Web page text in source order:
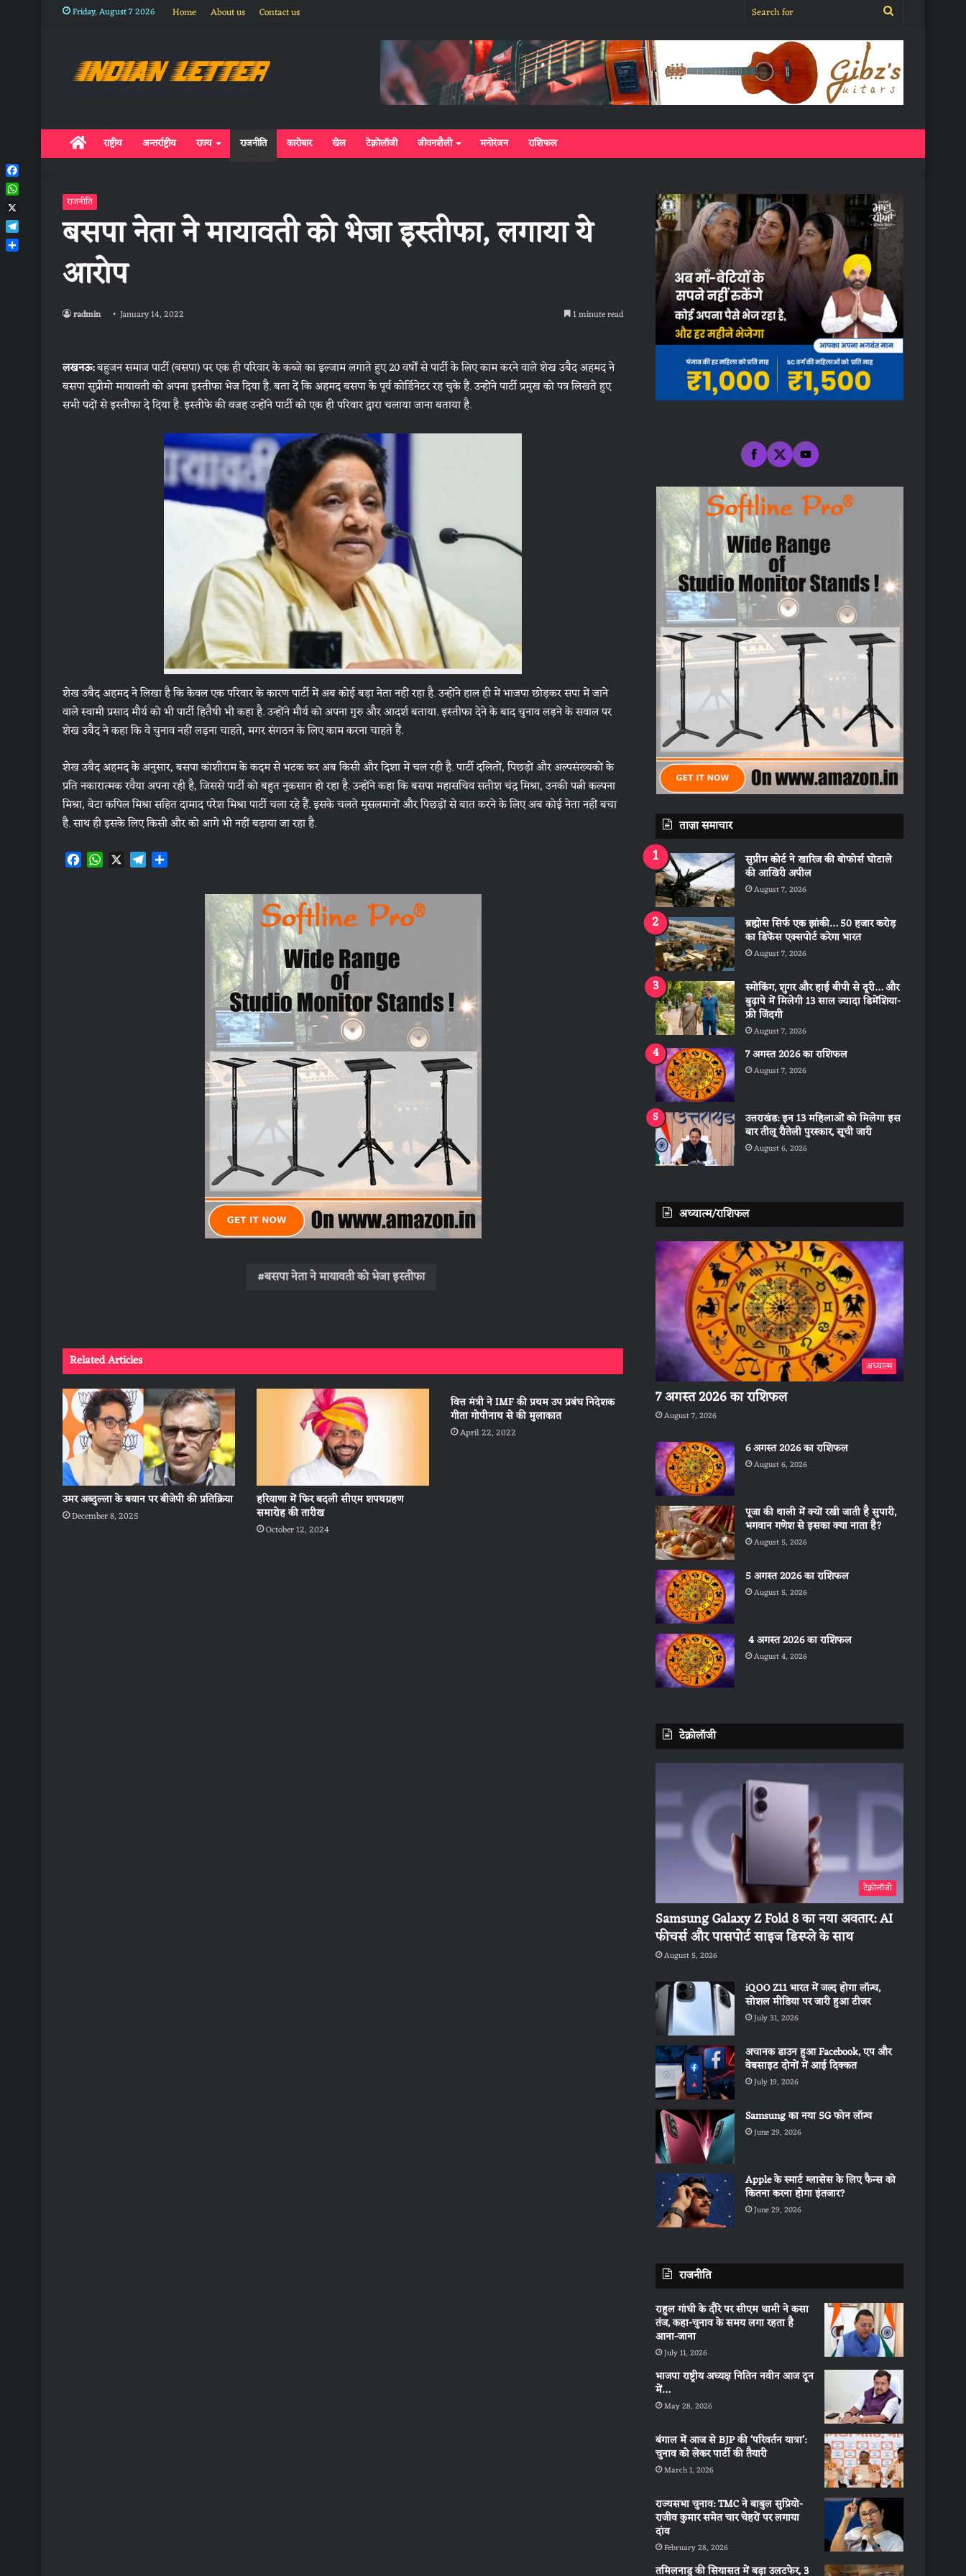
Friday, August 7 2026 Home About us Contact us
Search
for
Homeराष्ट्रीय अन्तर्राष्ट्रीय राज्य राजनीति कारोबार खेल टेक्नोलॉजी जीवनशैली मनोरंजन राशिफल
राजनीति
बसपा नेता ने मायावती को भेजा इस्तीफा, लगाया ये
आरोप
radmin January 14, 2022 1 minute read
लखनऊ:बहुजन समाज पार्टी (बसपा) पर एक ही परिवार के कब्जे का इल्जाम लगाते हुए 20 वर्षों से पार्टी के लिए काम करने वाले शेख उबैद अहमद ने
बसपा सुप्रीमो मायावती को अपना इस्तीफा भेज दिया है. बता दें कि अहमद बसपा के पूर्व कोर्डिनेटर रह चुके हैं. उन्होंने पार्टी प्रमुख को पत्र लिखते हुए
सभी पदों से इस्तीफा दे दिया है. इस्तीफे की वजह उन्होंने पार्टी को एक ही परिवार द्वारा चलाया जाना बताया है.
शेख उबैद अहमद ने लिखा है कि केवल एक परिवार के कारण पार्टी में अब कोई बड़ा नेता नहीं रहा है. उन्होंने हाल ही में भाजपा छोड़कर सपा में जाने
वाले स्वामी प्रसाद मौर्य को भी पार्टी हितैषी भी कहा है. उन्होंने मौर्य को अपना गुरु और आदर्श बताया. इस्तीफा देने के बाद चुनाव लड़ने के सवाल पर
शेख उबैद ने कहा कि वे चुनाव नहीं लड़ना चाहते, मगर संगठन के लिए काम करना चाहते हैं.
शेख उबैद अहमद के अनुसार, बसपा कांशीराम के कदम से भटक कर अब किसी और दिशा में चल रही है. पार्टी दलितों, पिछड़ों और अल्पसंख्यकों के
प्रति नकारात्मक रवैया अपना रही है, जिससे पार्टी को बहुत नुकसान हो रहा है. उन्होंने कहा कि बसपा महासचिव सतीश चंद्र मिश्रा, उनकी पत्नी कल्पना
मिश्रा, बेटा कपिल मिश्रा सहित दामाद परेश मिश्रा पार्टी चला रहे हैं. इसके चलते मुसलमानों और पिछड़ों से बात करने के लिए अब कोई नेता नहीं बचा
है. साथ ही इसके लिए किसी और को आगे भी नहीं बढ़ाया जा रहा है.
F W X T
बसपा नेता ने मायावती को भेजा इस्तीफा
Related Articles
उमर अब्दुल्ला के बयान पर बीजेपी की प्रतिक्रिया
December 8, 2025
हरियाणा में फिर बदली सीएम शपथग्रहण
समारोह की तारीख
October 12, 2024
वित्त मंत्री ने IMF की प्रथम उप प्रबंध निदेशक
गीता गोपीनाथ से की मुलाकात
April 22, 2022
ताज़ा समाचार
सुप्रीम कोर्ट ने खारिज की बोफोर्स घोटाले
की आखिरी अपील
August 7, 2026
ब्रह्मोस सिर्फ एक झांकी… 50 हजार करोड़
का डिफेंस एक्सपोर्ट करेगा भारत
August 7, 2026
स्मोकिंग, शुगर और हाई बीपी से दूरी… और
बुढ़ापे में मिलेगी 13 साल ज्यादा डिमेंशिया-
फ्री जिंदगी
August 7, 2026
7 अगस्त 2026 का राशिफल
August 7, 2026
उत्तराखंड: इन 13 महिलाओं को मिलेगा इस
बार तीलू रौतेली पुरस्कार, सूची जारी
August 6, 2026
अध्यात्म/राशिफल
अध्यात्म
7 अगस्त 2026 का राशिफल
August 7, 2026
6 अगस्त 2026 का राशिफल
August 6, 2026
पूजा की थाली में क्यों रखी जाती है सुपारी,
भगवान गणेश से इसका क्या नाता है?
August 5, 2026
5 अगस्त 2026 का राशिफल
August 5, 2026
4 अगस्त 2026 का राशिफल
August 4, 2026
टेक्नोलॉजी
टेक्नोलॉजी
Samsung Galaxy Z Fold 8 का नया अवतार: AI
फीचर्स और पासपोर्ट साइज डिस्प्ले के साथ
August 5, 2026
iQOO Z11 भारत में जल्द होगा लॉन्च,
सोशल मीडिया पर जारी हुआ टीजर
July 31, 2026
अचानक डाउन हुआ Facebook, एप और
वेबसाइट दोनों में आई दिक्कत
July 19, 2026
Samsung का नया 5G फोन लॉन्च
June 29, 2026
Apple के स्मार्ट ग्लासेस के लिए फैन्स को
कितना करना होगा इंतजार?
June 29, 2026
राजनीति
राहुल गांधी के दौरे पर सीएम धामी ने कसा
तंज, कहा-चुनाव के समय लगा रहता है
आना-जाना
July 11, 2026
भाजपा राष्ट्रीय अध्यक्ष नितिन नवीन आज दून
में…
May 28, 2026
बंगाल में आज से BJP की ‘परिवर्तन यात्रा’:
चुनाव को लेकर पार्टी की तैयारी
March 1, 2026
राज्यसभा चुनाव: TMC ने बाबुल सुप्रियो-
राजीव कुमार समेत चार चेहरों पर लगाया
दांव
February 28, 2026
तमिलनाडु की सियासत में बड़ा उलटफेर, 3
Facebook
WhatsApp
X
Telegram